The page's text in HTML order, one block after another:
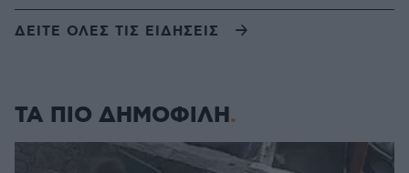
ΔΕΙΤΕ ΟΛΕΣ ΤΙΣ ΕΙΔΗΣΕΙΣ
ΤΑ ΠΙΟ ΔΗΜΟΦΙΛΗ